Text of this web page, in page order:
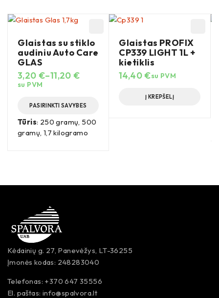
Glaistas su stiklo
audiniu Auto Care
GLAS
3,20 €–11,20€
su PVM
PASIRINKTI SAVYBES
Tūris: 250 gramų, 500
gramų, 1,7 kilogramo
Glaistas PROFIX
CP339 LIGHT 1L +
kietiklis
14,40€su PVM
Į KREPŠELĮ
Kėdainių g. 27, Panevėžys, LT-36255
Įmonės kodas: 248283040
Telefonas: +370 647 35556
El. paštas: info@spalvora.lt